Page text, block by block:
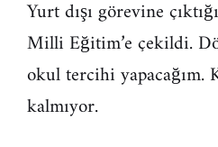
Yurt dışı görevine
Milli Eğitim’e çekildi.
okul tercihi yapacağım.
kalmıyor.